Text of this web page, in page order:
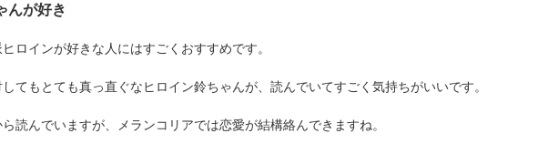
んが好き
ロインが好きな人にはすごくおすすめです。
てもとても真っ直ぐなヒロイン鈴ちゃんが、読んでいてすごく気持ちがいいです。
読んでいますが、メランコリアでは恋愛が結構絡んできますね。